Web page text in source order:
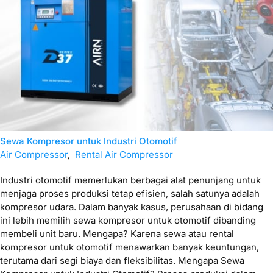
Sewa Kompresor untuk Industri Otomotif
Air Compressor, Rental Air Compressor
Industri otomotif memerlukan berbagai alat penunjang untuk
menjaga proses produksi tetap efisien, salah satunya adalah
kompresor udara. Dalam banyak kasus, perusahaan di bidang
ini lebih memilih sewa kompresor untuk otomotif dibanding
membeli unit baru. Mengapa? Karena sewa atau rental
kompresor untuk otomotif menawarkan banyak keuntungan,
terutama dari segi biaya dan fleksibilitas. Mengapa Sewa